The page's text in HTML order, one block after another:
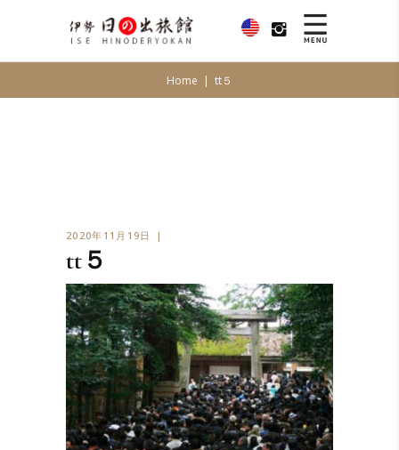
Home | tt５
2020年11月19日
tt５